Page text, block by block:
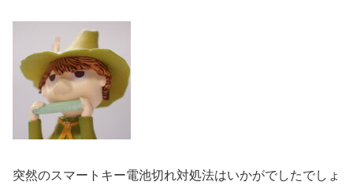
突然のスマートキー電池切れ対処法はいかがでしたでしょ